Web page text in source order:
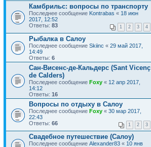
Камбрильс: вопросы по транспорту
Последнее сообщение Kontrabas « 18 июн
2017, 12:52
Ответы: 83 1 2 3 4
Рыбалка в Салоу
Последнее сообщение Skiinc « 29 май 2017,
14:49
Ответы: 6
Сан-Висенс-де-Кальдерс (Sant Vicenç
de Calders)
Последнее сообщение Foxy « 12 апр 2017,
14:12
Ответы: 16
Вопросы по отдыху в Салоу
Последнее сообщение Foxy « 30 мар 2017,
22:43
Ответы: 66 1 2 3
Свадебное путешествие (Салоу)
Последнее сообщение Alexander83 « 10 янв